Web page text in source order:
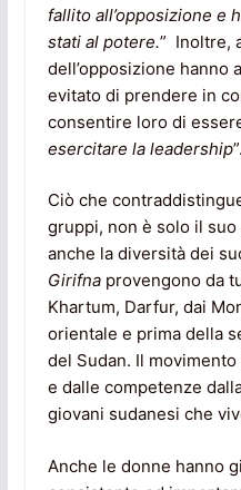
fallito all’opposizione e
stati al potere.” Inoltre,
dell’opposizione hanno
evitato di prendere in
consentire loro di
esercitare la leadership”.
Ciò che
gruppi, non è solo il
anche la diversità dei
Girifnaprovengono da
Khartum, Darfur, dai
orientale e prima della
del Sudan. Il
e dalle competenze
giovani sudanesi che
Anche le donne hanno